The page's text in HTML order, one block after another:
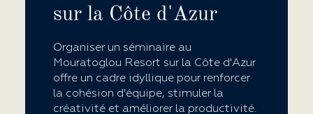
sur la Côte d'Azur
Organiser un séminaire au
Mouratoglou Resort sur la Côte d'Azur
offre un cadre idyllique pour renforcer
la cohésion d'équipe, stimuler la
créativité et améliorer la productivité.